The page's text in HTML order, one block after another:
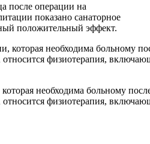
после операции на
показано санаторное
положительный эффект.
необходима больному
физиотерапия,